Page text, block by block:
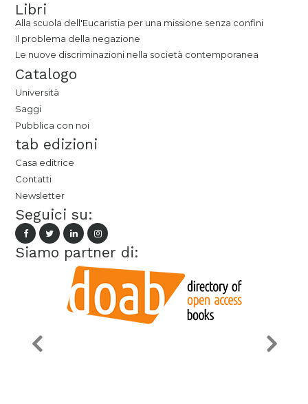
Libri
Alla scuola dell'Eucaristia per una missione senza confini
Il problema della negazione
Le nuove discriminazioni nella società contemporanea
Catalogo
Università
Saggi
Pubblica con noi
tab edizioni
Casa editrice
Contatti
Newsletter
Seguici su:
Siamo partner di: